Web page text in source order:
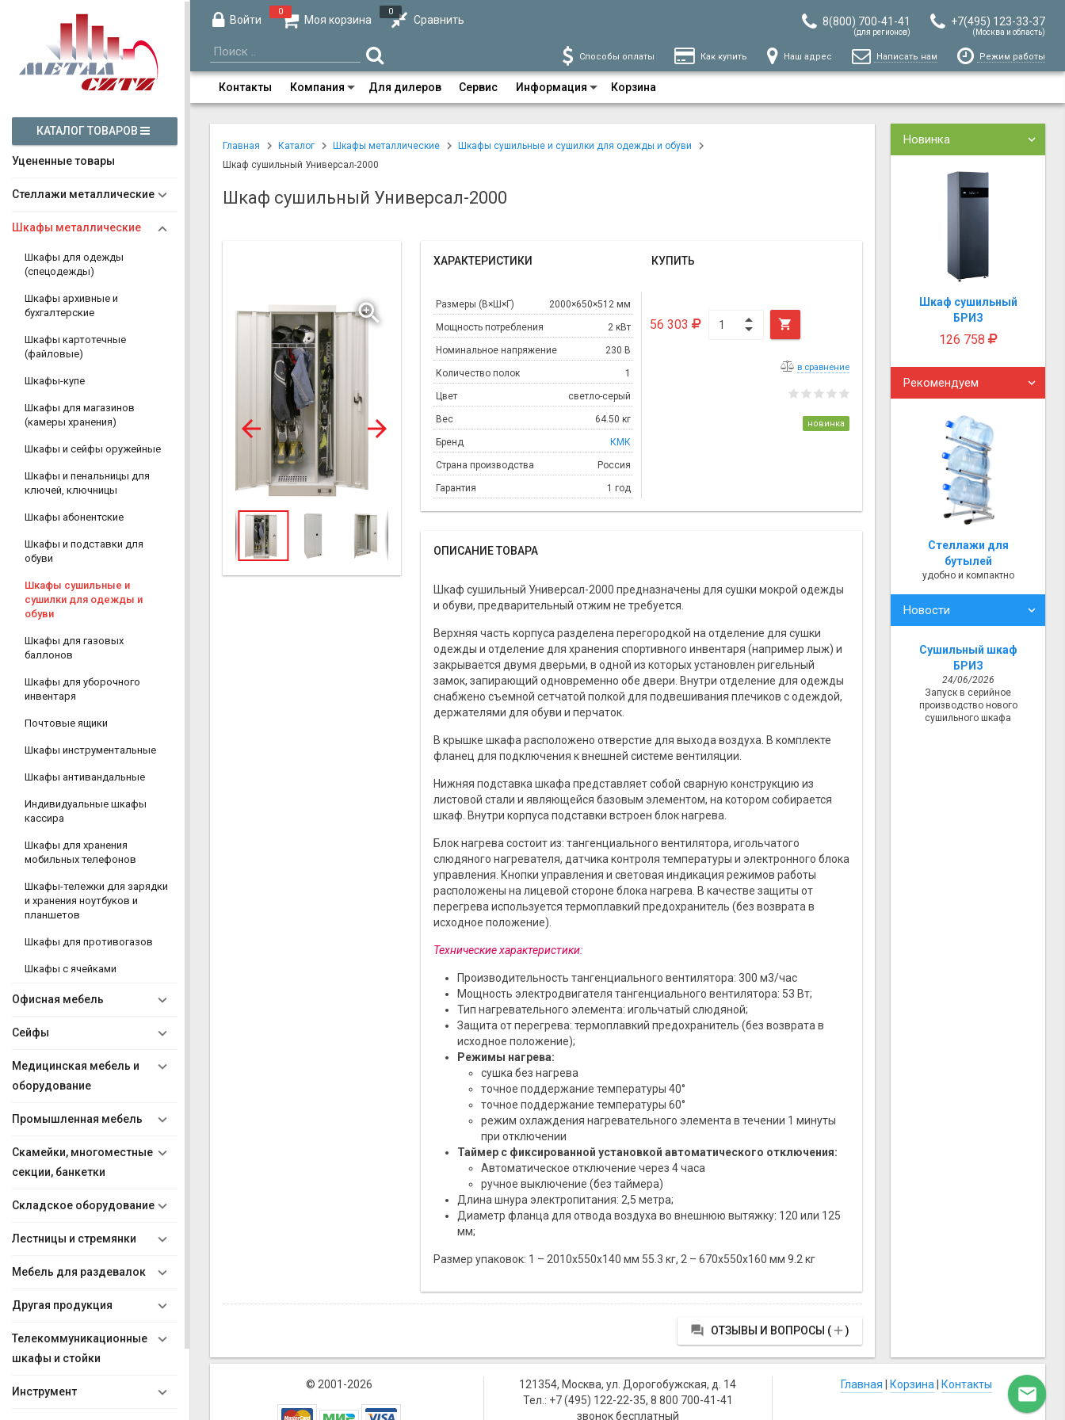
Войти Моя корзина
0
Сравнить
0
8(800) 700-41-41
(для регионов)
+7(495) 123-33-37
(Москва и область)
Способы оплаты Как купить Наш адрес Написать нам Режим работы
Контакты Компания Для дилеров Сервис Информация Корзина
КАТАЛОГ ТОВАРОВ
Уцененные товары
Стеллажи металлические
Шкафы металлические
Шкафы для одежды
(спецодежды)
Шкафы архивные и
бухгалтерские
Шкафы картотечные
(файловые)
Шкафы-купе
Шкафы для магазинов
(камеры хранения)
Шкафы и сейфы оружейные
Шкафы и пенальницы для
ключей, ключницы
Шкафы абонентские
Шкафы и подставки для
обуви
Шкафы сушильные и
сушилки для одежды и
обуви
Шкафы для газовых
баллонов
Шкафы для уборочного
инвентаря
Почтовые ящики
Шкафы инструментальные
Шкафы антивандальные
Индивидуальные шкафы
кассира
Шкафы для хранения
мобильных телефонов
Шкафы-тележки для зарядки
и хранения ноутбуков и
планшетов
Шкафы для противогазов
Шкафы с ячейками
Офисная мебель
Сейфы
Медицинская мебель и
оборудование
Промышленная мебель
Скамейки, многоместные
секции, банкетки
Складское оборудование
Лестницы и стремянки
Мебель для раздевалок
Другая продукция
Телекоммуникационные
шкафы и стойки
Инструмент
Главная Каталог Шкафы металлические
Шкафы сушильные и сушилки для одежды и обуви
Шкаф сушильный Универсал-2000
Шкаф сушильный Универсал-2000
ХАРАКТЕРИСТИКИ КУПИТЬ
Размеры (В×Ш×Г) 2000×650×512 мм
Мощность потребления 2 кВт
Номинальное напряжение 230 В
Количество полок 1
Цвет светло-серый
Вес 64.50 кг
Бренд КМК
Страна производства Россия
Гарантия 1 год
56 303 
в сравнение
новинка
ОПИСАНИЕ ТОВАРА
Шкаф сушильный Универсал-2000 предназначены для сушки мокрой одежды
и обуви, предварительный отжим не требуется.
Верхняя часть корпуса разделена перегородкой на отделение для сушки
одежды и отделение для хранения спортивного инвентаря (например лыж) и
закрывается двумя дверьми, в одной из которых установлен ригельный
замок, запирающий одновременно обе двери. Внутри отделение для одежды
снабжено съемной сетчатой полкой для подвешивания плечиков с одеждой,
держателями для обуви и перчаток.
В крышке шкафа расположено отверстие для выхода воздуха. В комплекте
фланец для подключения к внешней системе вентиляции.
Нижняя подставка шкафа представляет собой сварную конструкцию из
листовой стали и являющейся базовым элементом, на котором собирается
шкаф. Внутри корпуса подставки встроен блок нагрева.
Блок нагрева состоит из: тангенциального вентилятора, игольчатого
слюдяного нагревателя, датчика контроля температуры и электронного блока
управления. Кнопки управления и световая индикация режимов работы
расположены на лицевой стороне блока нагрева. В качестве защиты от
перегрева используется термоплавкий предохранитель (без возврата в
исходное положение).
Технические характеристики:
Производительность тангенциального вентилятора: 300 м3/час
Мощность электродвигателя тангенциального вентилятора: 53 Вт;
Тип нагревательного элемента: игольчатый слюдяной;
Защита от перегрева: термоплавкий предохранитель (без возврата в
исходное положение);
Режимы нагрева:
сушка без нагрева
точное поддержание температуры 40°
точное поддержание температуры 60°
режим охлаждения нагревательного элемента в течении 1 минуты
при отключении
Таймер с фиксированной установкой автоматического отключения:
Автоматическое отключение через 4 часа
ручное выключение (без таймера)
Длина шнура электропитания: 2,5 метра;
Диаметр фланца для отвода воздуха во внешнюю вытяжку: 120 или 125
мм;
Размер упаковок: 1 – 2010х550х140 мм 55.3 кг, 2 – 670х550х160 мм 9.2 кг
 ОТЗЫВЫ И ВОПРОСЫ ()
Новинка
Шкаф сушильный
БРИЗ
126 758
Рекомендуем
Стеллажи для
бутылей
удобно и компактно
Новости
Сушильный шкаф
БРИЗ
24/06/2026
Запуск в серийное
производство нового
сушильного шкафа
© 2001-2026
121354, Москва, ул. Дорогобужская, д. 14
Тел.: +7 (495) ‎‎122-22-35, 8 800 ‎700-41-41
звонок бесплатный
Главная Корзина Контакты 